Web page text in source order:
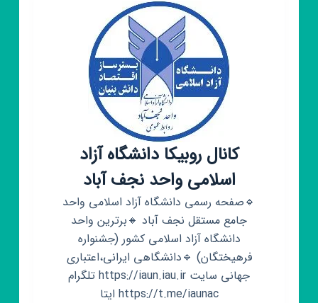
رنگ
و
چسب)
کانال روبیکا دانشگاه آزاد
اسلامی واحد نجف آباد
🔹️صفحه رسمی دانشگاه آزاد اسلامی واحد
جامع مستقل نجف آباد 🔸️برترین واحد
دانشگاه آزاد اسلامی کشور (جشنواره
فرهیختگان) 🔹️دانشگاهی ایرانی،اعتباری
جهانی سایت https://iaun.iau.ir تلگرام
https://t.me/iaunac ایتا